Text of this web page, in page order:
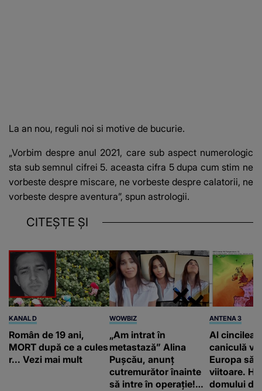
La an nou, reguli noi si motive de bucurie.
„Vorbim despre anul 2021, care sub aspect numerologic
sta sub semnul cifrei 5. aceasta cifra 5 dupa cum stim ne
vorbeste despre miscare, ne vorbeste despre calatorii, ne
vorbeste despre aventura”, spun astrologii.
CITEȘTE ȘI
KANAL D
Român de 19 ani,
MORT după ce a cules
r... Vezi mai mult
WOWBIZ
„Am intrat în
metastază” Alina
Pușcău, anunț
cutremurător înainte
să intre în operație!
ANTENA 3
Al cincilea
caniculă
Europa
viitoare.
domului de